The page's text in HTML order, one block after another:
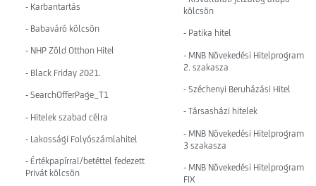
- Karbantartás
- Babaváró kölcsön
- NHP Zöld Otthon Hitel
- Black Friday 2021.
- SearchOfferPage_T1
- Hitelek szabad célra
- Lakossági Folyószámlahitel
- Értékpapírral/betéttel fedezett
Privát kölcsön
kölcsön
- Patika hitel
- MNB Növekedési Hitelprogram
2. szakasza
- Széchenyi Beruházási Hitel
- Társasházi hitelek
- MNB Növekedési Hitelprogram
3 szakasza
- MNB Növekedési Hitelprogram
FIX